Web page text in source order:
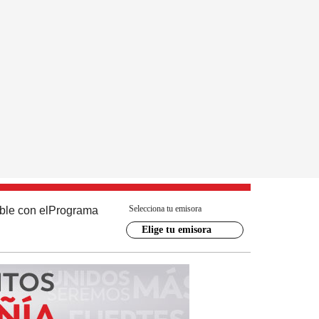
con el Programa Selecciona tu emisora
Elige tu emisora